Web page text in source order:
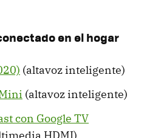
en el hogar
(altavoz inteligente)
(altavoz inteligente)
con Google TV
HDMI)